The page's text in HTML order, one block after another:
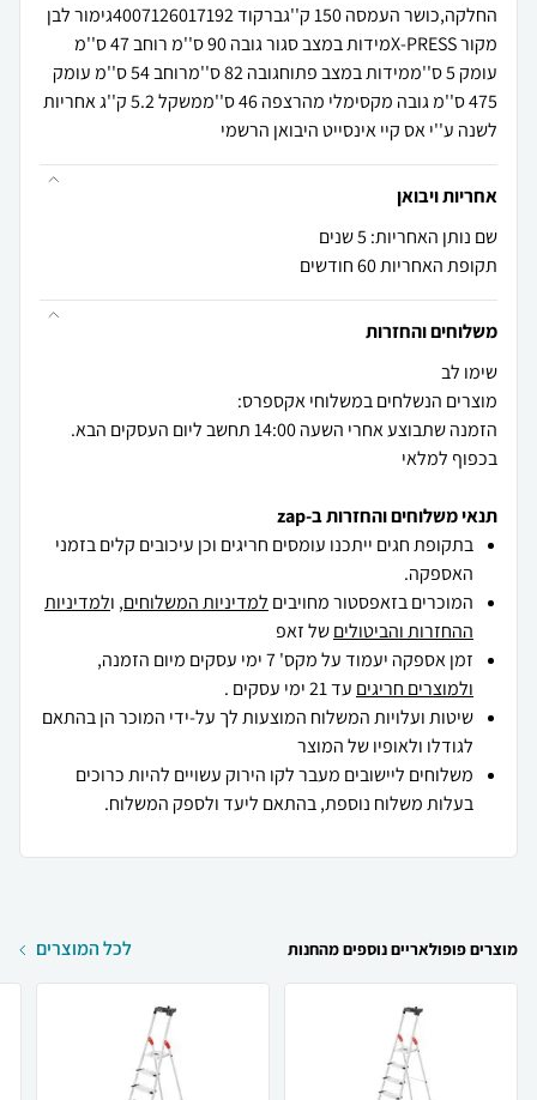
החלקה,כושר העמסה 150 ק''גברקוד 4007126017192גימור לבן
מקור X-PRESSמידות במצב סגור גובה 90 ס''מ רוחב 47 ס''מ
עומק 5 ס''ממידות במצב פתוחגובה 82 ס''מרוחב 54 ס''מ עומק
475 ס''מ גובה מקסימלי מהרצפה 46 ס''ממשקל 5.2 ק''ג אחריות
לשנה ע''י אס קיי אינסייט היבואן הרשמי
אחריות ויבואן
שם נותן האחריות: 5 שנים
תקופת האחריות 60 חודשים
משלוחים והחזרות
הזמנה שתבוצע אחרי השעה 14:00 תחשב ליום העסקים הבא.
בכפוף למלאי
תנאי משלוחים והחזרות ב-zap
בתקופת חגים ייתכנו עומסים חריגים וכן עיכובים קלים בזמני
האספקה.
המוכרים בזאפסטור מחויבים למדיניות המשלוחים, ולמדיניות
ההחזרות והביטוליםשל זאפ
זמן אספקה יעמוד על מקס' 7 ימי עסקים מיום הזמנה,
ולמוצרים חריגים עד 21 ימי עסקים .
שיטות ועלויות המשלוח המוצעות לך על-ידי המוכר הן בהתאם
לגודלו ולאופיו של המוצר
משלוחים ליישובים מעבר לקו הירוק עשויים להיות כרוכים
בעלות משלוח נוספת, בהתאם ליעד ולספק המשלוח.
מוצרים פופולאריים נוספים מהחנות לכל המוצרים